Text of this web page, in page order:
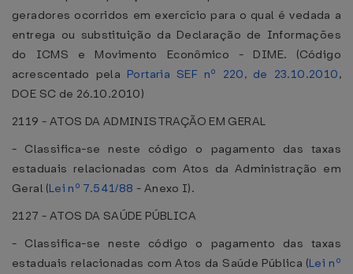
geradores ocorridos em exercício para o qual é vedada a
entrega ou substituição da Declaração de Informações
do ICMS e Movimento Econômico - DIME. (Código
acrescentado pela Portaria SEF nº 220, de 23.10.2010,
DOE SC de 26.10.2010)
2119 - ATOS DA ADMINISTRAÇÃO EM GERAL
- Classifica-se neste código o pagamento das taxas
estaduais relacionadas com Atos da Administração em
Geral (Lei nº 7.541/88 - Anexo I).
2127 - ATOS DA SAÚDE PÚBLICA
- Classifica-se neste código o pagamento das taxas
estaduais relacionadas com Atos da Saúde Pública (Lei nº